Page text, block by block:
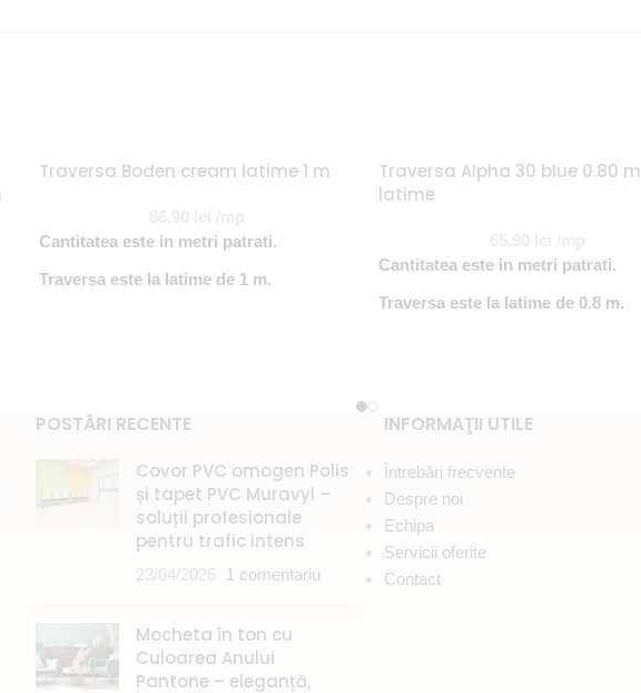
Traversa Boden cream latime 1 m
86.90 lei /mp
Cantitatea este in metri patrati.
Traversa este la latime de 1 m.
Traversa Alpha 30 blue 0.80 m
latime
65.90 lei /mp
Cantitatea este in metri patrati.
Traversa este la latime de 0.8 m.
POSTĂRI RECENTE
Covor PVC omogen Polis
și tapet PVC Muravyl –
soluții profesionale
pentru trafic intens
23/04/2026 1 comentariu
Mocheta în ton cu
Culoarea Anului
Pantone – eleganță,
INFORMAŢII UTILE
Întrebări frecvente
Despre noi
Echipa
Servicii oferite
Contact